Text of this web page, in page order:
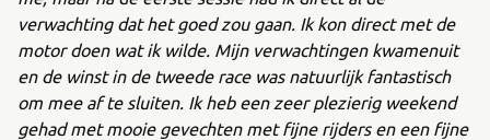
verwachting dat het goed zou gaan. Ik kon direct met de
motor doen wat ik wilde. Mijn verwachtingen kwamenuit
en de winst in de tweede race was natuurlijk fantastisch
om mee af te sluiten. Ik heb een zeer plezierig weekend
gehad met mooie gevechten met fijne rijders en een fijne